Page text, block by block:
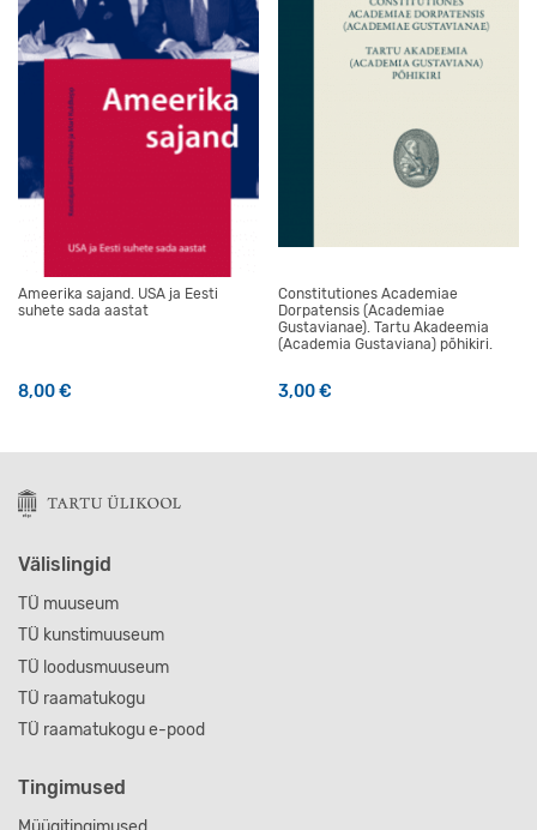
Ameerika sajand. USA ja Eesti
suhete sada aastat
8,00€
Constitutiones Academiae
Dorpatensis (Academiae
Gustavianae). Tartu Akadeemia
(Academia Gustaviana) põhikiri.
3,00€
Välislingid
TÜ muuseum
TÜ kunstimuuseum
TÜ loodusmuuseum
TÜ raamatukogu
TÜ raamatukogu e-pood
Tingimused